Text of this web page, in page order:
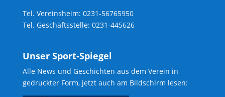
Tel. Vereinsheim: 0231-56765950
Tel. Geschäftsstelle: 0231-445626
Unser Sport-Spiegel
Alle News und Geschichten aus dem Verein in
gedruckter Form, jetzt auch am Bildschirm lesen: